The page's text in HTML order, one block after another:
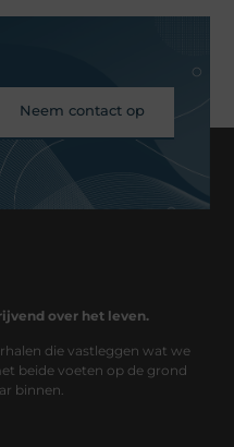
Neem contact op
over het leven.
die vastleggen wat we
beide voeten op de grond
binnen.